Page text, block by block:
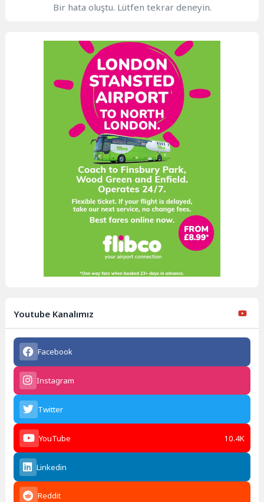
Bir hata oluştu. Lütfen tekrar deneyin.
Youtube Kanalımız
Facebook
Instagram
Twitter
YouTube 10.4K
Linkedin
Reddit